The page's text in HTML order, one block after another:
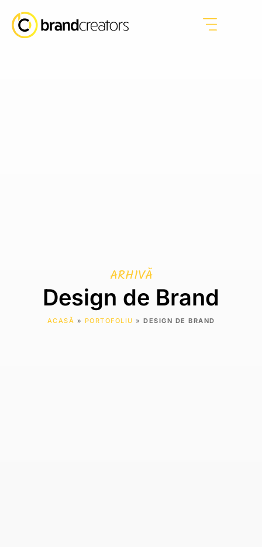
ARHIVĂ
Design de Brand
ACASĂ » PORTOFOLIU » DESIGN DE BRAND